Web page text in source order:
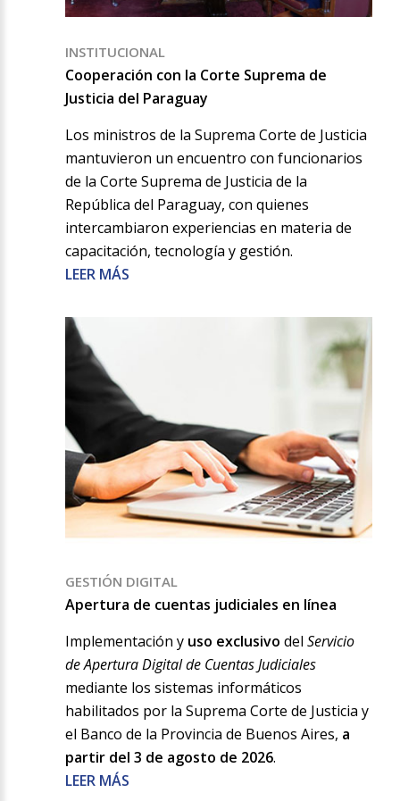
INSTITUCIONAL
Cooperación con la Corte Suprema de
Justicia del Paraguay
Los ministros de la Suprema Corte de Justicia
mantuvieron un encuentro con funcionarios
de la Corte Suprema de Justicia de la
República del Paraguay, con quienes
intercambiaron experiencias en materia de
capacitación, tecnología y gestión.
LEER MÁS
GESTIÓN DIGITAL
Apertura de cuentas judiciales en línea
Implementación y uso exclusivodelServicio
de Apertura Digital de Cuentas Judiciales
mediante los sistemas informáticos
habilitados por la Suprema Corte de Justicia y
el Banco de la Provincia de Buenos Aires, a
partir del 3 de agosto de 2026.
LEER MÁS